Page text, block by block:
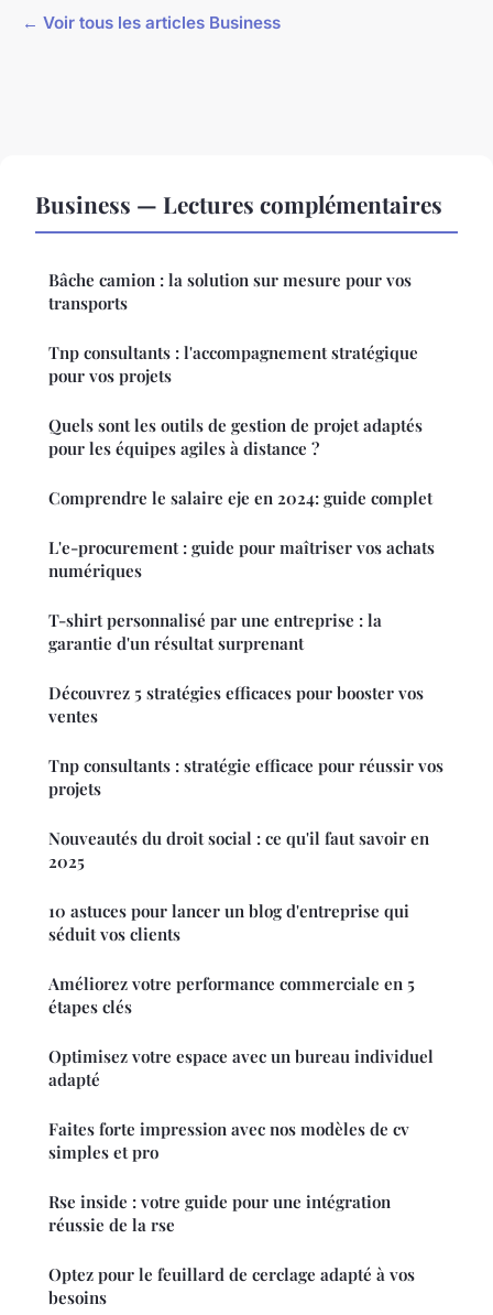
← Voir tous les articles Business
Business — Lectures complémentaires
Bâche camion : la solution sur mesure pour vos
transports
Tnp consultants : l'accompagnement stratégique
pour vos projets
Quels sont les outils de gestion de projet adaptés
pour les équipes agiles à distance ?
Comprendre le salaire eje en 2024: guide complet
L'e-procurement : guide pour maîtriser vos achats
numériques
T-shirt personnalisé par une entreprise : la
garantie d'un résultat surprenant
Découvrez 5 stratégies efficaces pour booster vos
ventes
Tnp consultants : stratégie efficace pour réussir vos
projets
Nouveautés du droit social : ce qu'il faut savoir en
2025
10 astuces pour lancer un blog d'entreprise qui
séduit vos clients
Améliorez votre performance commerciale en 5
étapes clés
Optimisez votre espace avec un bureau individuel
adapté
Faites forte impression avec nos modèles de cv
simples et pro
Rse inside : votre guide pour une intégration
réussie de la rse
Optez pour le feuillard de cerclage adapté à vos
besoins